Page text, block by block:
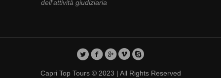
dell'attività giudiziaria
Capri Top Tours © 2023 | All Rights Reserved